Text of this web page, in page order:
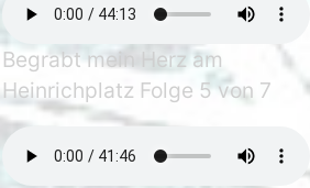
Begrabt mein Herz am
Heinrichplatz Folge 5 von 7